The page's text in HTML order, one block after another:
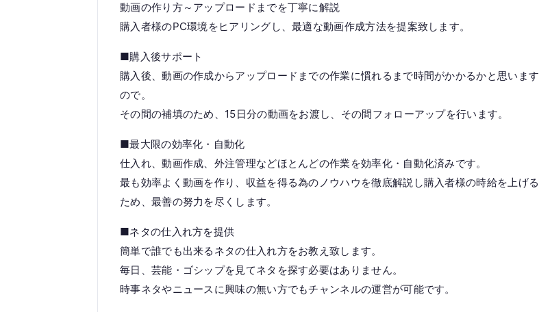
動画の作り方～アップロードまでを丁寧に解説
購入者様のPC環境をヒアリングし、最適な動画作成方法を提案致します。
■購入後サポート
購入後、動画の作成からアップロードまでの作業に慣れるまで時間がかかるかと思います
ので。
その間の補填のため、15日分の動画をお渡し、その間フォローアップを行います。
■最大限の効率化・自動化
仕入れ、動画作成、外注管理などほとんどの作業を効率化・自動化済みです。
最も効率よく動画を作り、収益を得る為のノウハウを徹底解説し購入者様の時給を上げる
ため、最善の努力を尽くします。
■ネタの仕入れ方を提供
簡単で誰でも出来るネタの仕入れ方をお教え致します。
毎日、芸能・ゴシップを見てネタを探す必要はありません。
時事ネタやニュースに興味の無い方でもチャンネルの運営が可能です。